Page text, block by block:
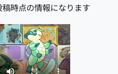
稿時点の情報になります